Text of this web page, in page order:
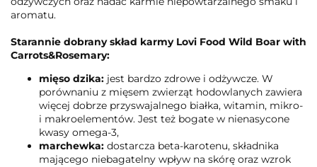
aromatu.
Starannie dobrany skład karmy Lovi Food Wild Boar with
Carrots&Rosemary:
mięso dzika: jest bardzo zdrowe i odżywcze. W
porównaniu z mięsem zwierząt hodowlanych zawiera
więcej dobrze przyswajalnego białka, witamin, mikro-
i makroelementów. Jest też bogate w nienasycone
kwasy omega-3,
marchewka: dostarcza beta-karotenu, składnika
mającego niebagatelny wpływ na skórę oraz wzrok